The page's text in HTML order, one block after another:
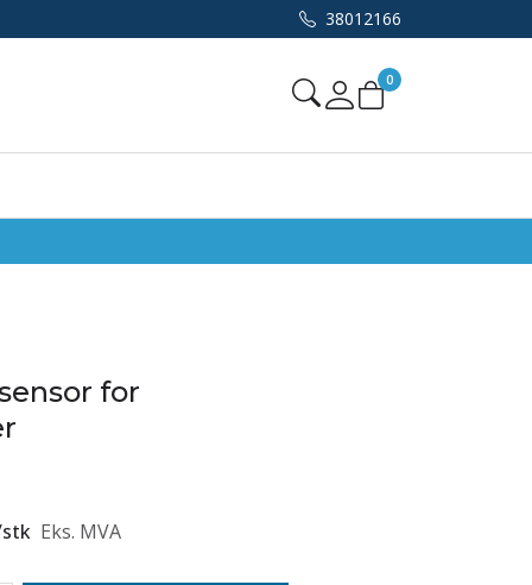
38012166
Mine sider
0
for
stk Eks. MVA